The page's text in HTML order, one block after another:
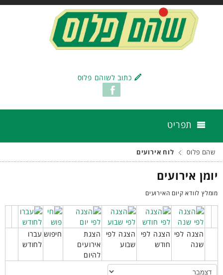
כתוב לשוהם פלוס
תפריט
שהם פלוס לוח אירועים
יומן אירועים
מומלץ לוודא קיום האירועים
הצגה לפי
שנה
הצגה לפי
חודש
הצגה לפי
שבוע
הצגת
אירועים
להיום
חיפוש עברו
לחודש